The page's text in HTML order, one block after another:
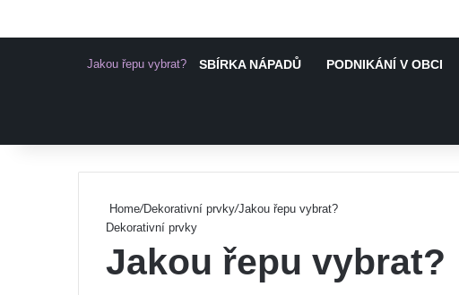
Jakou řepu vybrat? SBÍRKA NÁPADŮ PODNIKÁNÍ V OBCI
Home/Dekorativní prvky/Jakou řepu vybrat?
Dekorativní prvky
Jakou řepu vybrat?